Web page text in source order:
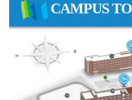
CAMPUS